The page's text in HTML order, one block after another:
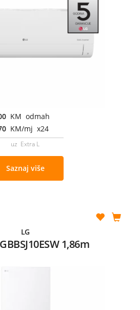
KM odmah
KM/mj x24
uz Extra L
Saznaj više
LG
1,86m